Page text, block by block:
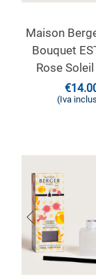
Maison
Bouquet
Rose
€
(Iva